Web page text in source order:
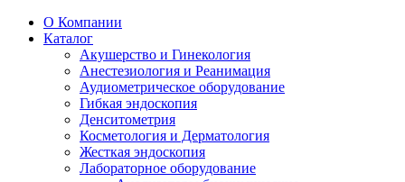
О Компании
Каталог
Акушерство и Гинекология
Анестезиология и Реанимация
Аудиометрическое оборудование
Гибкая эндоскопия
Денситометрия
Косметология и Дерматология
Жесткая эндоскопия
Лабораторное оборудование